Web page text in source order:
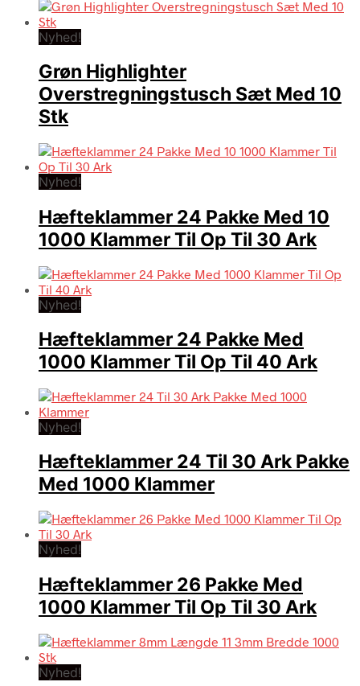
Nyhed!
Grøn Highlighter
Overstregningstusch Sæt Med 10
Stk
Nyhed!
Hæfteklammer 24 Pakke Med 10
1000 Klammer Til Op Til 30 Ark
Nyhed!
Hæfteklammer 24 Pakke Med
1000 Klammer Til Op Til 40 Ark
Nyhed!
Hæfteklammer 24 Til 30 Ark Pakke
Med 1000 Klammer
Nyhed!
Hæfteklammer 26 Pakke Med
1000 Klammer Til Op Til 30 Ark
Nyhed!